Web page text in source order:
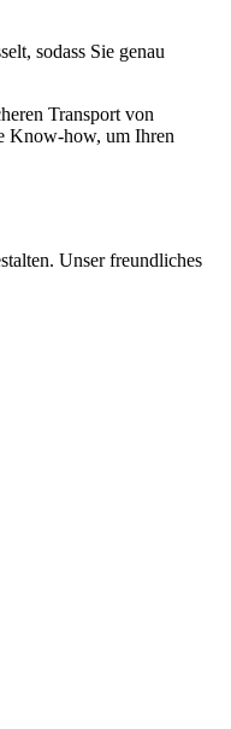
sodass Sie genau
Transport von
Know-how, um Ihren
Unser freundliches